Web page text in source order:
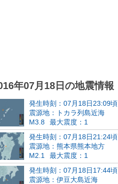
年07月18日の地震情報
発生時刻：07月18日23:09頃
震源地：トカラ列島近海
M3.8
最大震度：1
発生時刻：07月18日21:24頃
震源地：熊本県熊本地方
M2.1
最大震度：1
発生時刻：07月18日17:44頃
震源地：伊豆大島近海